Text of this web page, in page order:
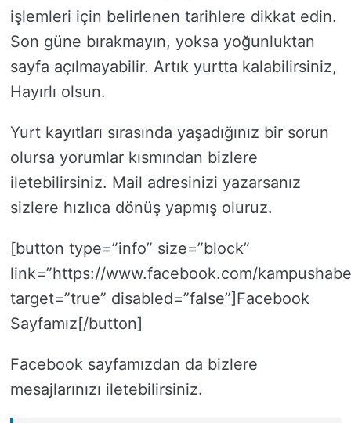
işlemleri için belirlenen tarihlere dikkat edin.
Son güne bırakmayın, yoksa yoğunluktan
sayfa açılmayabilir. Artık yurtta kalabilirsiniz,
Hayırlı olsun.
Yurt kayıtları sırasında yaşadığınız bir sorun
olursa yorumlar kısmından bizlere
iletebilirsiniz. Mail adresinizi yazarsanız
sizlere hızlıca dönüş yapmış oluruz.
[button type=”info” size=”block”
link=”https://www.facebook.com/
target=”true” disabled=”false”]Facebook
Sayfamız[/button]
Facebook sayfamızdan da bizlere
mesajlarınızı iletebilirsiniz.